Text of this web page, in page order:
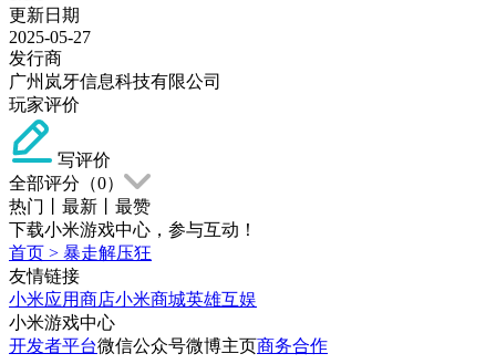
更新日期
2025-05-27
发行商
广州岚牙信息科技有限公司
玩家评价
写评价
全部评分（0）
热门
最新
最赞
下载小米游戏中心，参与互动！
首页 > 暴走解压狂
友情链接
小米应用商店小米商城英雄互娱
小米游戏中心
开发者平台微信公众号微博主页商务合作